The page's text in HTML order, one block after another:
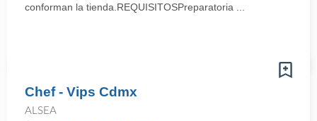
conforman la tienda.REQUISITOSPreparatoria ...
Chef - Vips Cdmx
ALSEA